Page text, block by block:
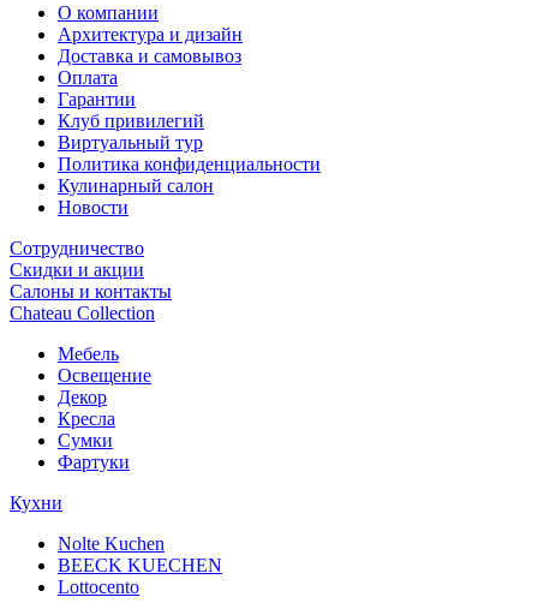
О компании
Архитектура и дизайн
Доставка и самовывоз
Оплата
Гарантии
Клуб привилегий
Виртуальный тур
Политика конфиденциальности
Кулинарный салон
Новости
Сотрудничество
Скидки и акции
Салоны и контакты
Chateau Collection
Мебель
Освещение
Декор
Кресла
Сумки
Фартуки
Кухни
Nolte Kuchen
BEECK KUECHEN
Lottocento